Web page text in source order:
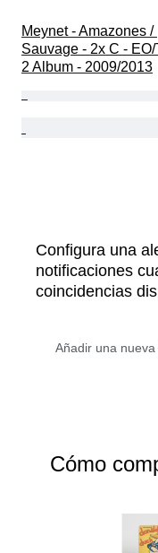
Meynet - Amazones /
Sauvage - 2x C - EO/
2 Album - 2009/2013
Configura una
notificaciones
coincidencias
Cómo